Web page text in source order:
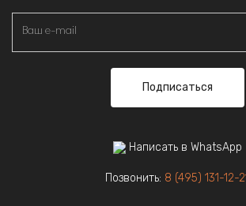
Подписаться
Написать в WhatsApp
Позвонить: 8 (495) 131-12-